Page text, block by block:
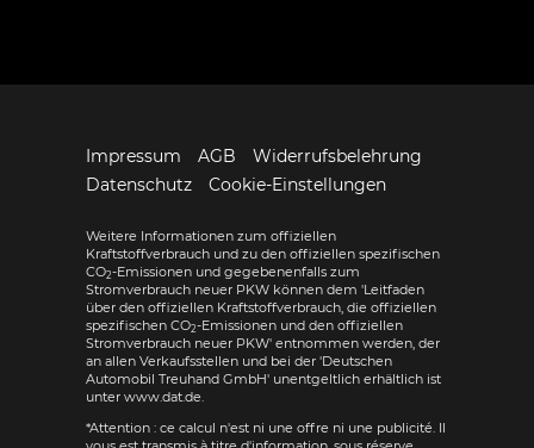
Impressum AGB
Widerrufsbelehrung
Datenschutz
Cookie-Einstellungen
Weitere Informationen zum offiziellen
Kraftstoffverbrauch und zu den offiziellen spezifischen
CO2-Emissionen und gegebenenfalls zum
Stromverbrauch neuer PKW können dem 'Leitfaden
über den offiziellen Kraftstoffverbrauch, die offiziellen
spezifischen CO2-Emissionen und den offiziellen
Stromverbrauch neuer PKW' entnommen werden, der
an allen Verkaufsstellen und bei der 'Deutschen
Automobil Treuhand GmbH' unentgeltlich erhältlich ist
unter www.dat.de.
*Attention : ce calcul n'est ni une offre ni une publicité. Il